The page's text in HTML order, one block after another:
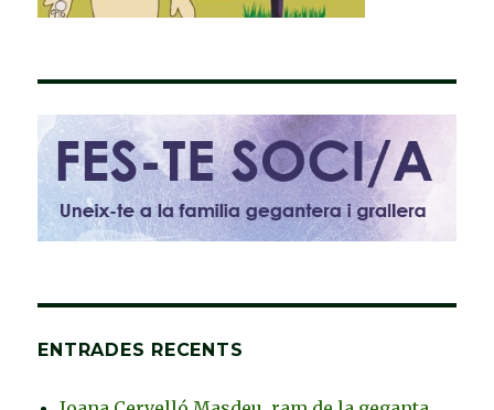
ENTRADES RECENTS